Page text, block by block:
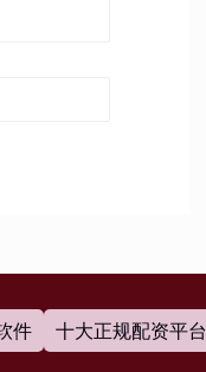
件 十大正规配资平台